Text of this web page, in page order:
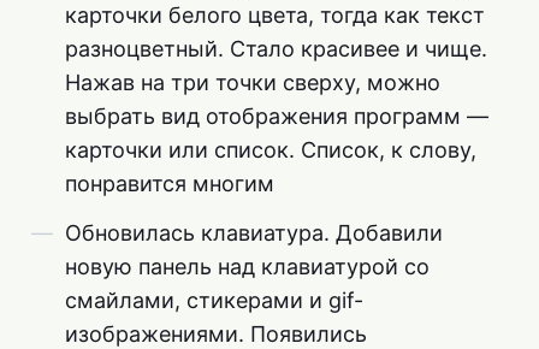
карточки белого цвета, тогда как текст
разноцветный. Стало красивее и чище.
Нажав на три точки сверху, можно
выбрать вид отображения программ —
карточки или список. Список, к слову,
понравится многим
Обновилась клавиатура. Добавили
новую панель над клавиатурой со
смайлами, стикерами и gif-
изображениями. Появились